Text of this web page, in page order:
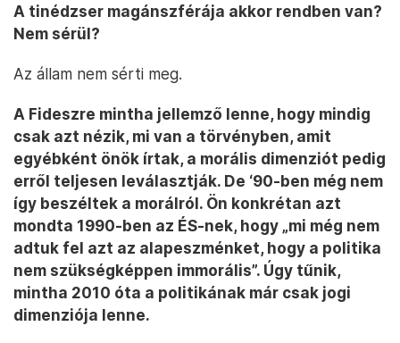
A tinédzser magánszférája akkor rendben van?
Nem sérül?
Az állam nem sérti meg.
A Fideszre mintha jellemző lenne, hogy mindig
csak azt nézik, mi van a törvényben, amit
egyébként önök írtak, a morális dimenziót pedig
erről teljesen leválasztják. De ‘90-ben még nem
így beszéltek a morálról. Ön konkrétan azt
mondta 1990-ben az ÉS-nek, hogy „mi még nem
adtuk fel azt az alapeszménket, hogy a politika
nem szükségképpen immorális”. Úgy tűnik,
mintha 2010 óta a politikának már csak jogi
dimenziója lenne.